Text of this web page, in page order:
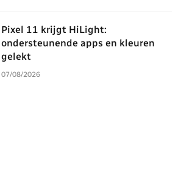
Pixel 11 krijgt HiLight:
ondersteunende apps en kleuren
gelekt
07/08/2026